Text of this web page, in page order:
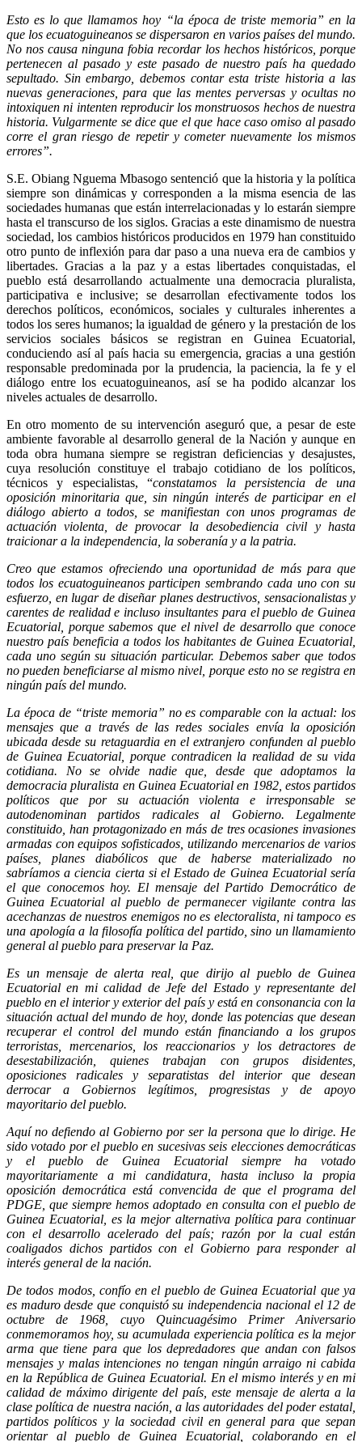
Esto es lo que llamamos hoy “la época de triste memoria” en la
que los ecuatoguineanos se dispersaron en varios países del mundo.
No nos causa ninguna fobia recordar los hechos históricos, porque
pertenecen al pasado y este pasado de nuestro país ha quedado
sepultado. Sin embargo, debemos contar esta triste historia a las
nuevas generaciones, para que las mentes perversas y ocultas no
intoxiquen ni intenten reproducir los monstruosos hechos de nuestra
historia. Vulgarmente se dice que el que hace caso omiso al pasado
corre el gran riesgo de repetir y cometer nuevamente los mismos
errores”.
S.E. Obiang Nguema Mbasogo sentenció que la historia y la política
siempre son dinámicas y corresponden a la misma esencia de las
sociedades humanas que están interrelacionadas y lo estarán siempre
hasta el transcurso de los siglos. Gracias a este dinamismo de nuestra
sociedad, los cambios históricos producidos en 1979 han constituido
otro punto de inflexión para dar paso a una nueva era de cambios y
libertades. Gracias a la paz y a estas libertades conquistadas, el
pueblo está desarrollando actualmente una democracia pluralista,
participativa e inclusive; se desarrollan efectivamente todos los
derechos políticos, económicos, sociales y culturales inherentes a
todos los seres humanos; la igualdad de género y la prestación de los
servicios sociales básicos se registran en Guinea Ecuatorial,
conduciendo así al país hacia su emergencia, gracias a una gestión
responsable predominada por la prudencia, la paciencia, la fe y el
diálogo entre los ecuatoguineanos, así se ha podido alcanzar los
niveles actuales de desarrollo.
En otro momento de su intervención aseguró que, a pesar de este
ambiente favorable al desarrollo general de la Nación y aunque en
toda obra humana siempre se registran deficiencias y desajustes,
cuya resolución constituye el trabajo cotidiano de los políticos,
técnicos y especialistas, “constatamos la persistencia de una
oposición minoritaria que, sin ningún interés de participar en el
diálogo abierto a todos, se manifiestan con unos programas de
actuación violenta, de provocar la desobediencia civil y hasta
traicionar a la independencia, la soberanía y a la patria.
Creo que estamos ofreciendo una oportunidad de más para que
todos los ecuatoguineanos participen sembrando cada uno con su
esfuerzo, en lugar de diseñar planes destructivos, sensacionalistas y
carentes de realidad e incluso insultantes para el pueblo de Guinea
Ecuatorial, porque sabemos que el nivel de desarrollo que conoce
nuestro país beneficia a todos los habitantes de Guinea Ecuatorial,
cada uno según su situación particular. Debemos saber que todos
no pueden beneficiarse al mismo nivel, porque esto no se registra en
ningún país del mundo.
La época de “triste memoria” no es comparable con la actual: los
mensajes que a través de las redes sociales envía la oposición
ubicada desde su retaguardia en el extranjero confunden al pueblo
de Guinea Ecuatorial, porque contradicen la realidad de su vida
cotidiana. No se olvide nadie que, desde que adoptamos la
democracia pluralista en Guinea Ecuatorial en 1982, estos partidos
políticos que por su actuación violenta e irresponsable se
autodenominan partidos radicales al Gobierno. Legalmente
constituido, han protagonizado en más de tres ocasiones invasiones
armadas con equipos sofisticados, utilizando mercenarios de varios
países, planes diabólicos que de haberse materializado no
sabríamos a ciencia cierta si el Estado de Guinea Ecuatorial sería
el que conocemos hoy. El mensaje del Partido Democrático de
Guinea Ecuatorial al pueblo de permanecer vigilante contra las
acechanzas de nuestros enemigos no es electoralista, ni tampoco es
una apología a la filosofía política del partido, sino un llamamiento
general al pueblo para preservar la Paz.
Es un mensaje de alerta real, que dirijo al pueblo de Guinea
Ecuatorial en mi calidad de Jefe del Estado y representante del
pueblo en el interior y exterior del país y está en consonancia con la
situación actual del mundo de hoy, donde las potencias que desean
recuperar el control del mundo están financiando a los grupos
terroristas, mercenarios, los reaccionarios y los detractores de
desestabilización, quienes trabajan con grupos disidentes,
oposiciones radicales y separatistas del interior que desean
derrocar a Gobiernos legítimos, progresistas y de apoyo
mayoritario del pueblo.
Aquí no defiendo al Gobierno por ser la persona que lo dirige. He
sido votado por el pueblo en sucesivas seis elecciones democráticas
y el pueblo de Guinea Ecuatorial siempre ha votado
mayoritariamente a mi candidatura, hasta incluso la propia
oposición democrática está convencida de que el programa del
PDGE, que siempre hemos adoptado en consulta con el pueblo de
Guinea Ecuatorial, es la mejor alternativa política para continuar
con el desarrollo acelerado del país; razón por la cual están
coaligados dichos partidos con el Gobierno para responder al
interés general de la nación.
De todos modos, confío en el pueblo de Guinea Ecuatorial que ya
es maduro desde que conquistó su independencia nacional el 12 de
octubre de 1968, cuyo Quincuagésimo Primer Aniversario
conmemoramos hoy, su acumulada experiencia política es la mejor
arma que tiene para que los depredadores que andan con falsos
mensajes y malas intenciones no tengan ningún arraigo ni cabida
en la República de Guinea Ecuatorial. En el mismo interés y en mi
calidad de máximo dirigente del país, este mensaje de alerta a la
clase política de nuestra nación, a las autoridades del poder estatal,
partidos políticos y la sociedad civil en general para que sepan
orientar al pueblo de Guinea Ecuatorial, colaborando en el